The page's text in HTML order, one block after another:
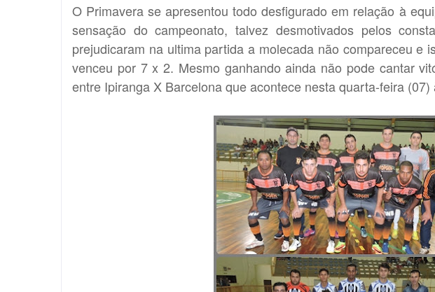
O Primavera se apresentou todo desfigurado em relação à
sensação do campeonato, talvez desmotivados pelos
prejudicaram na ultima partida a molecada não compareceu e
venceu por 7 x 2. Mesmo ganhando ainda não pode cantar
entre Ipiranga X Barcelona que acontece nesta quarta-feira (07)